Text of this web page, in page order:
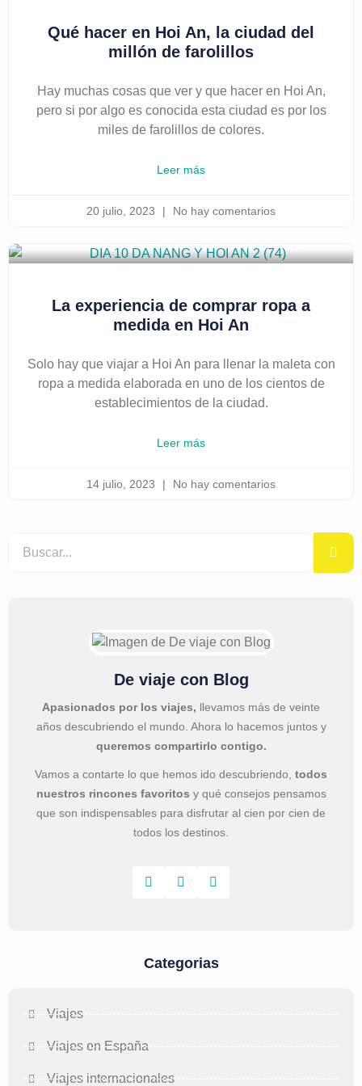
Qué hacer en Hoi An, la ciudad del
millón de farolillos
Hay muchas cosas que ver y que hacer en Hoi An,
pero si por algo es conocida esta ciudad es por los
miles de farolillos de colores.
Leer más
20 julio, 2023 No hay comentarios
La experiencia de comprar ropa a
medida en Hoi An
Solo hay que viajar a Hoi An para llenar la maleta con
ropa a medida elaborada en uno de los cientos de
establecimientos de la ciudad.
Leer más
14 julio, 2023 No hay comentarios
De viaje con Blog
Apasionados por los viajes, llevamos más de veinte
años descubriendo el mundo. Ahora lo hacemos juntos y
queremos compartirlo contigo.
Vamos a contarte lo que hemos ido descubriendo, todos
nuestros rincones favoritos y qué consejos pensamos
que son indispensables para disfrutar al cien por cien de
todos los destinos.
Categorias
Viajes
Viajes en España
Viajes internacionales